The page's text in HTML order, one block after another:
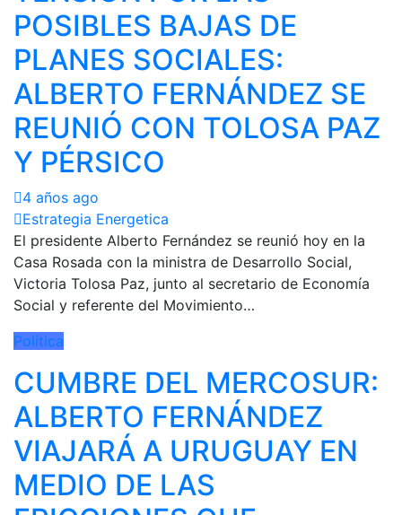
POSIBLES BAJAS DE
PLANES SOCIALES:
ALBERTO FERNÁNDEZ SE
REUNIÓ CON TOLOSA PAZ
Y PÉRSICO
4 años ago
Estrategia Energetica
El presidente Alberto Fernández se reunió hoy en la
Casa Rosada con la ministra de Desarrollo Social,
Victoria Tolosa Paz, junto al secretario de Economía
Social y referente del Movimiento…
Política
CUMBRE DEL MERCOSUR:
ALBERTO FERNÁNDEZ
VIAJARÁ A URUGUAY EN
MEDIO DE LAS